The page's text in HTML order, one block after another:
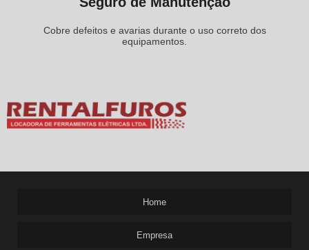
Cobre defeitos e avarias durante o uso correto dos
equipamentos.
Home
Empresa